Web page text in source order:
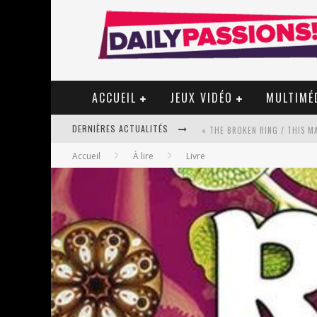
ACCUEIL JEUX VIDÉO
DERNIÈRES ACTUALITÉS
« MON VILLAGE RÉVOLTÉ » -
STAR FOX
PSYRIVER 2026 : LA MAGIE
« MOFUSAND / PARLER
Accueil À lire Livre